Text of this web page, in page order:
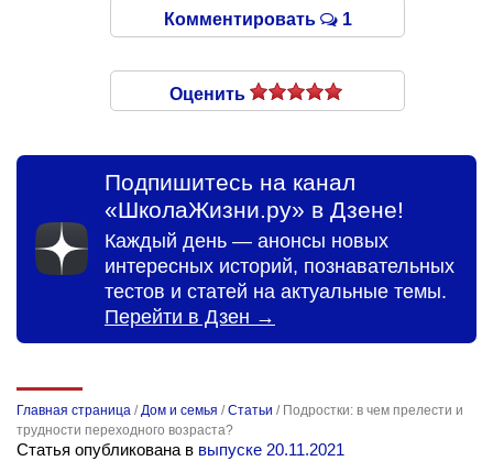
Комментировать 1
Оценить
Подпишитесь на канал
«ШколаЖизни.ру» в Дзене!
Каждый день — анонсы новых
интересных историй, познавательных
тестов и статей на актуальные темы.
Перейти в Дзен →
Главная страница /Дом и семья /Статьи / Подростки: в чем прелести и
трудности переходного возраста?
Статья опубликована в выпуске 20.11.2021